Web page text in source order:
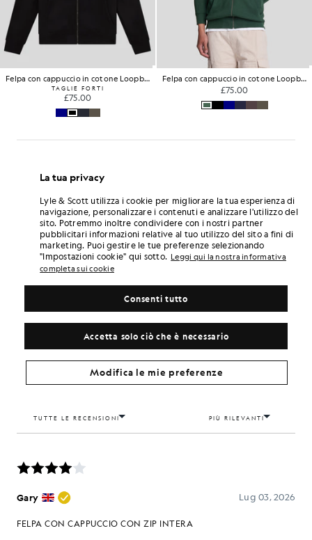
Felpa con cappuccio in cotone Loopback con zip integrale
TAGLIE FORTI
£75.00
Felpa con cappuccio in cotone Loopback con zip integrale
£75.00
La tua privacy
Lyle & Scott utilizza i cookie per migliorare la tua esperienza di
navigazione, personalizzare i contenuti e analizzare l'utilizzo del
sito. Potremmo inoltre condividere con i nostri partner
pubblicitari informazioni relative al tuo utilizzo del sito a fini di
marketing. Puoi gestire le tue preferenze selezionando
"Impostazioni cookie" qui sotto. Leggi qui la nostra informativa
completa sui cookie
Accetta solo ciò che è necessario
Consenti tutto
Modifica le mie preferenze